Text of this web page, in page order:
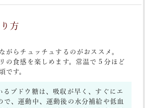
方
がらチュッチュするのがおススメ。
の食感を楽しめます。常温で５分ほど
です。
るブドウ糖は、吸収が早く、すぐにエ
で、運動中、運動後の水分補給や低血